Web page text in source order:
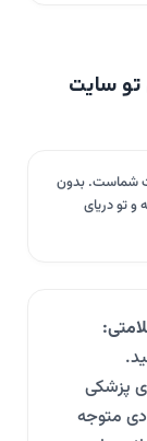
تو سایت
شماست. بدون
تو دریای
پزشکی
متوجه